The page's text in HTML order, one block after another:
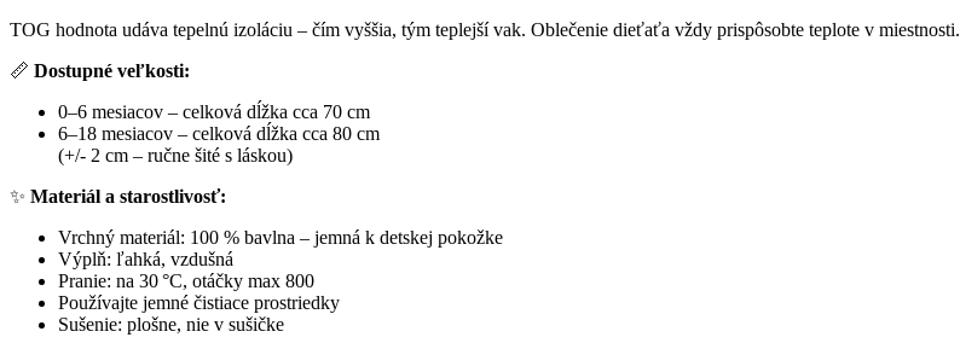
TOG hodnota udáva tepelnú izoláciu – čím vyššia, tým teplejší vak. Oblečenie dieťaťa vždy prispôsobte teplote v miestnosti.
📏 Dostupné veľkosti:
0–6 mesiacov – celková dĺžka cca 70 cm
6–18 mesiacov – celková dĺžka cca 80 cm
(+/- 2 cm – ručne šité s láskou)
✨ Materiál a starostlivosť:
Vrchný materiál: 100 % bavlna – jemná k detskej pokožke
Výplň: ľahká, vzdušná
Pranie: na 30 °C, otáčky max 800
Používajte jemné čistiace prostriedky
Sušenie: plošne, nie v sušičke